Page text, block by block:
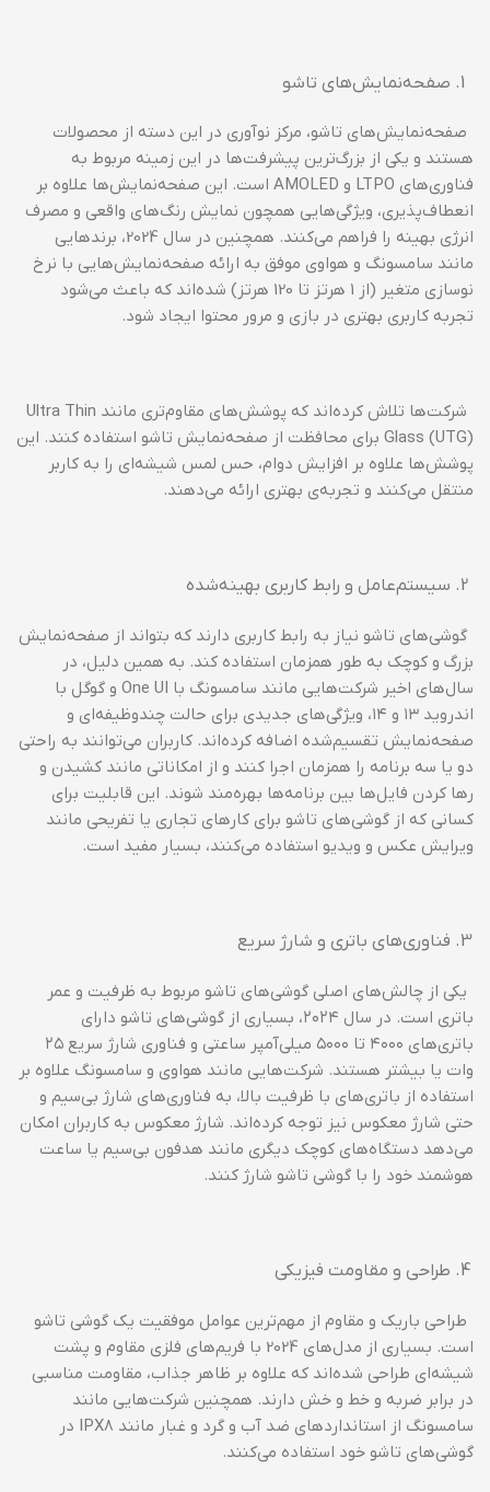
صفحه‌نمایش‌های تاشو
صفحه‌نمایش‌های تاشو، مرکز نوآوری در این دسته از محصولات
هستند و یکی از بزرگ‌ترین پیشرفت‌ها در این زمینه مربوط به
فناوری‌های LTPO و AMOLED است. این صفحه‌نمایش‌ها علاوه بر
انعطاف‌پذیری، ویژگی‌هایی همچون نمایش رنگ‌های واقعی و مصرف
انرژی بهینه را فراهم می‌کنند. همچنین در سال 2024، برندهایی
مانند سامسونگ و هواوی موفق به ارائه صفحه‌نمایش‌هایی با نرخ
نوسازی متغیر (از 1 هرتز تا 120 هرتز) شده‌اند که باعث می‌شود
تجربه کاربری بهتری در بازی و مرور محتوا ایجاد شود.
شرکت‌ها تلاش کرده‌اند که پوشش‌های مقاوم‌تری مانند Ultra Thin
Glass (UTG) برای محافظت از صفحه‌نمایش تاشو استفاده کنند. این
پوشش‌ها علاوه بر افزایش دوام، حس لمس شیشه‌ای را به کاربر
منتقل می‌کنند و تجربه‌ی بهتری ارائه می‌دهند.
سیستم‌عامل و رابط کاربری بهینه‌شده
گوشی‌های تاشو نیاز به رابط کاربری دارند که بتواند از صفحه‌نمایش
بزرگ و کوچک به طور همزمان استفاده کند. به همین دلیل، در
سال‌های اخیر شرکت‌هایی مانند سامسونگ با One UI و گوگل با
اندروید ۱۳ و ۱۴، ویژگی‌های جدیدی برای حالت چندوظیفه‌ای و
صفحه‌نمایش تقسیم‌شده اضافه کرده‌اند. کاربران می‌توانند به راحتی
دو یا سه برنامه را همزمان اجرا کنند و از امکاناتی مانند کشیدن و
رها کردن فایل‌ها بین برنامه‌ها بهره‌مند شوند. این قابلیت برای
کسانی که از گوشی‌های تاشو برای کارهای تجاری یا تفریحی مانند
ویرایش عکس و ویدیو استفاده می‌کنند، بسیار مفید است.
فناوری‌های باتری و شارژ سریع
یکی از چالش‌های اصلی گوشی‌های تاشو مربوط به ظرفیت و عمر
باتری است. در سال ۲۰۲۴، بسیاری از گوشی‌های تاشو دارای
باتری‌های ۴۰۰۰ تا ۵۰۰۰ میلی‌آمپر ساعتی و فناوری شارژ سریع ۲۵
وات یا بیشتر هستند. شرکت‌هایی مانند هواوی و سامسونگ علاوه بر
استفاده از باتری‌های با ظرفیت بالا، به فناوری‌های شارژ بی‌سیم و
حتی شارژ معکوس نیز توجه کرده‌اند. شارژ معکوس به کاربران امکان
می‌دهد دستگاه‌های کوچک دیگری مانند هدفون بی‌سیم یا ساعت
هوشمند خود را با گوشی تاشو شارژ کنند.
طراحی و مقاومت فیزیکی
طراحی باریک و مقاوم از مهم‌ترین عوامل موفقیت یک گوشی تاشو
است. بسیاری از مدل‌های 2024 با فریم‌های فلزی مقاوم و پشت
شیشه‌ای طراحی شده‌اند که علاوه بر ظاهر جذاب، مقاومت مناسبی
در برابر ضربه و خط و خش دارند. همچنین شرکت‌هایی مانند
سامسونگ از استانداردهای ضد آب و گرد و غبار مانند IPX8 در
گوشی‌های تاشو خود استفاده می‌کنند.